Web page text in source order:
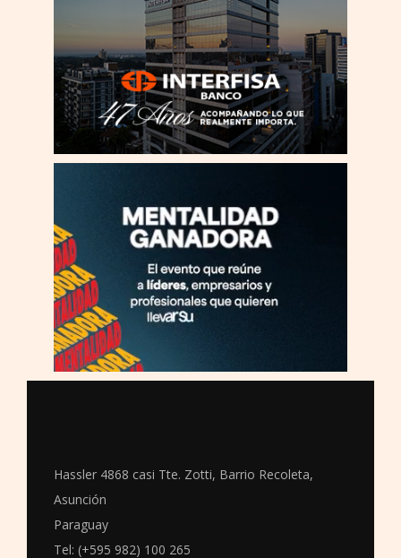
Hassler 4868 casi Tte. Zotti, Barrio Recoleta,
Asunción
Paraguay
Tel: (+595 982) 100 265